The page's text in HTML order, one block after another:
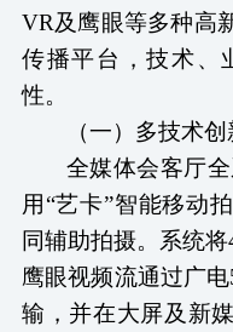
VR及鹰眼等多种高
传播平台，技术、
性。
（一） 多技术创
全媒体会客厅
用“艺卡”智能移动
同辅助拍摄。系统
鹰眼视频流通过广
输，并在大屏及新